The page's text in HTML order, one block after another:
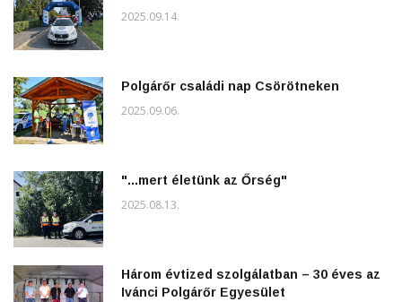
2025.09.14.
Polgárőr családi nap Csörötneken
2025.09.06.
"...mert életünk az Őrség"
2025.08.13.
Három évtized szolgálatban – 30 éves az
Ivánci Polgárőr Egyesület